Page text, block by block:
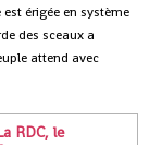
érigée en système
des sceaux a
attend avec
RDC, le